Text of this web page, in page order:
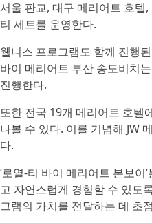
서울 판교, 대구 메리어트 호
티 세트를 운영한다.
웰니스 프로그램도 함께 진행
바이 메리어트 부산 송도비치
진행한다.
또한 전국 19개 메리어트 호텔
나볼 수 있다. 이를 기념해 JW
다.
‘로열-티 바이 메리어트 본보
고 자연스럽게 경험할 수 있도
그램의 가치를 전달하는 데 초